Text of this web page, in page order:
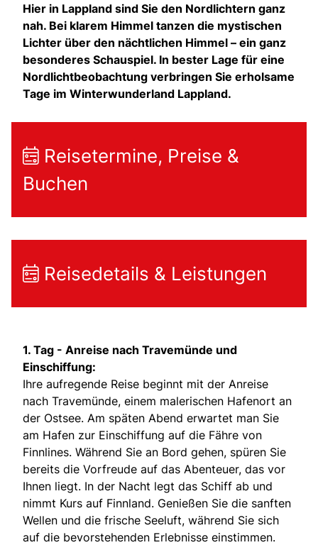
Hier in Lappland sind Sie den Nordlichtern ganz
nah. Bei klarem Himmel tanzen die mystischen
Lichter über den nächtlichen Himmel – ein ganz
besonderes Schauspiel. In bester Lage für eine
Nordlichtbeobachtung verbringen Sie erholsame
Tage im Winterwunderland Lappland.
Reisetermine, Preise &
Buchen
Reisedetails & Leistungen
1. Tag - Anreise nach Travemünde und
Einschiffung:
Ihre aufregende Reise beginnt mit der Anreise
nach Travemünde, einem malerischen Hafenort an
der Ostsee. Am späten Abend erwartet man Sie
am Hafen zur Einschiffung auf die Fähre von
Finnlines. Während Sie an Bord gehen, spüren Sie
bereits die Vorfreude auf das Abenteuer, das vor
Ihnen liegt. In der Nacht legt das Schiff ab und
nimmt Kurs auf Finnland. Genießen Sie die sanften
Wellen und die frische Seeluft, während Sie sich
auf die bevorstehenden Erlebnisse einstimmen.